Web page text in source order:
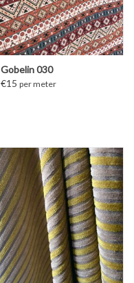
Gobelin 030
€15 per meter